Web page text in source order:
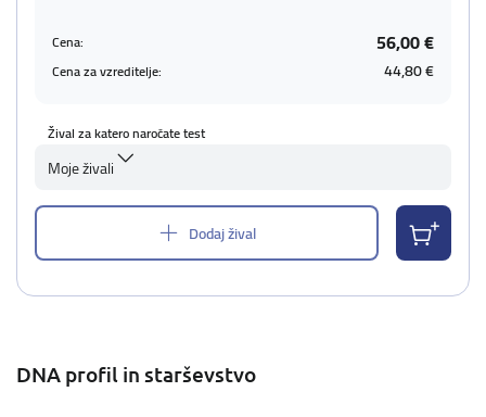
Cena: 56,00 €
Cena za vzreditelje: 44,80 €
Žival za katero naročate test
Moje živali
Dodaj žival
DNA profil in starševstvo